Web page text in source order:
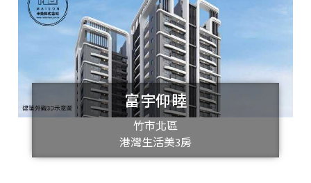
富宇仰睦
竹市北區
港灣生活美3房